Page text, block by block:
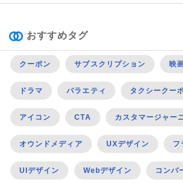
おすすめタグ
クーポン サブスクリプション 映
ドラマ バラエティ タクシークー
アイコン CTA カスタマージャー
オウンドメディア UXデザイン フ
UIデザイン Webデザイン コンバ